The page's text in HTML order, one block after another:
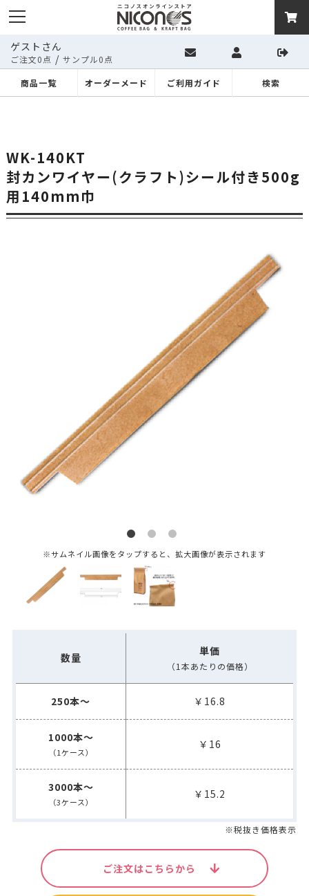
ゲストさん
ご注文0点 / サンプル0点
商品一覧
オーダーメード ご利用ガイド 検索
WK-140KT
封カンワイヤー(クラフト)シール付き500g
用140mm巾
※サムネイル画像をタップすると、拡大画像が表示されます
数量 単価
（1本あたりの価格）
250本～ ￥16.8
1000本～
（1ケース）
￥16
3000本～
（3ケース）
￥15.2
※税抜き価格表示
ご注文はこちらから